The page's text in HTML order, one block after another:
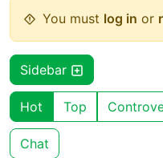
You must log in or
Sidebar
Hot Top
Chat